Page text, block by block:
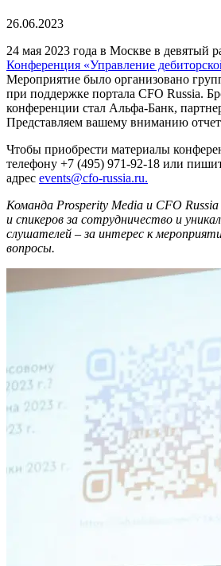
26.06.2023
24 мая 2023 года в Москве в девятый
Конференция «Управление
Мероприятие было организовано
при поддержке портала CFO Russia.
конференции стал Альфа-Банк,
Представляем вашему вниманию
Чтобы приобрести материалы
телефону +7 (495) 971-92-18 или
адрес events@cfo-russia.ru.
Команда Prosperity Media и CFO
и спикеров за сотрудничество и
слушателей – за интерес к
вопросы.